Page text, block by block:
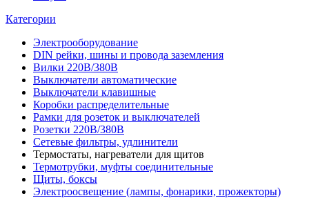
Категории
Электрооборудование
DIN рейки, шины и провода заземления
Вилки 220В/380В
Выключатели автоматические
Выключатели клавишные
Коробки распределительные
Рамки для розеток и выключателей
Розетки 220В/380В
Сетевые фильтры, удлинители
Термостаты, нагреватели для щитов
Термотрубки, муфты соединительные
Щиты, боксы
Электроосвещение (лампы, фонарики, прожекторы)